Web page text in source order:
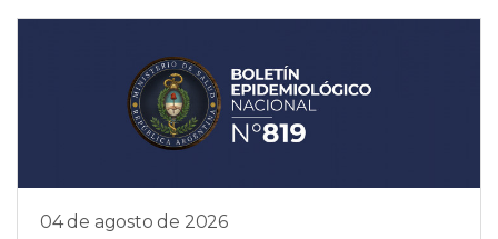
04 de agosto de 2026